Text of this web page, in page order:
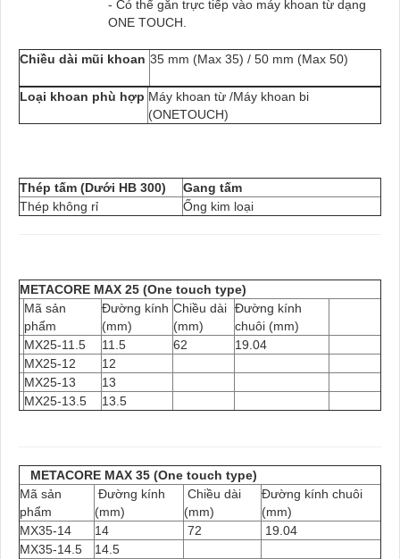
- Có thể gắn trực tiếp vào máy khoan từ dạng
ONE TOUCH.
Chiều dài mũi khoan 35 mm (Max 35) / 50 mm (Max 50)
Loại khoan phù hợp Máy khoan từ /Máy khoan bi
(ONETOUCH)
Thép tấm (Dưới HB 300)
Gang tấm
Thép không rỉ
Ống kim loại
METACORE MAX 25 (One touch type)
Mã sản
phẩm
Đường kính
(mm)
Chiều dài
(mm)
Đường kính
chuôi (mm)
MX25-11.5
11.5 62
19.04
MX25-12
12
MX25-13
13
MX25-13.5
13.5
METACORE MAX 35 (One touch type)
Mã sản
phẩm
Đường kính
(mm)
Chiều dài
(mm)
Đường kính chuôi
(mm)
MX35-14
14 72
19.04
MX35-14.5
14.5